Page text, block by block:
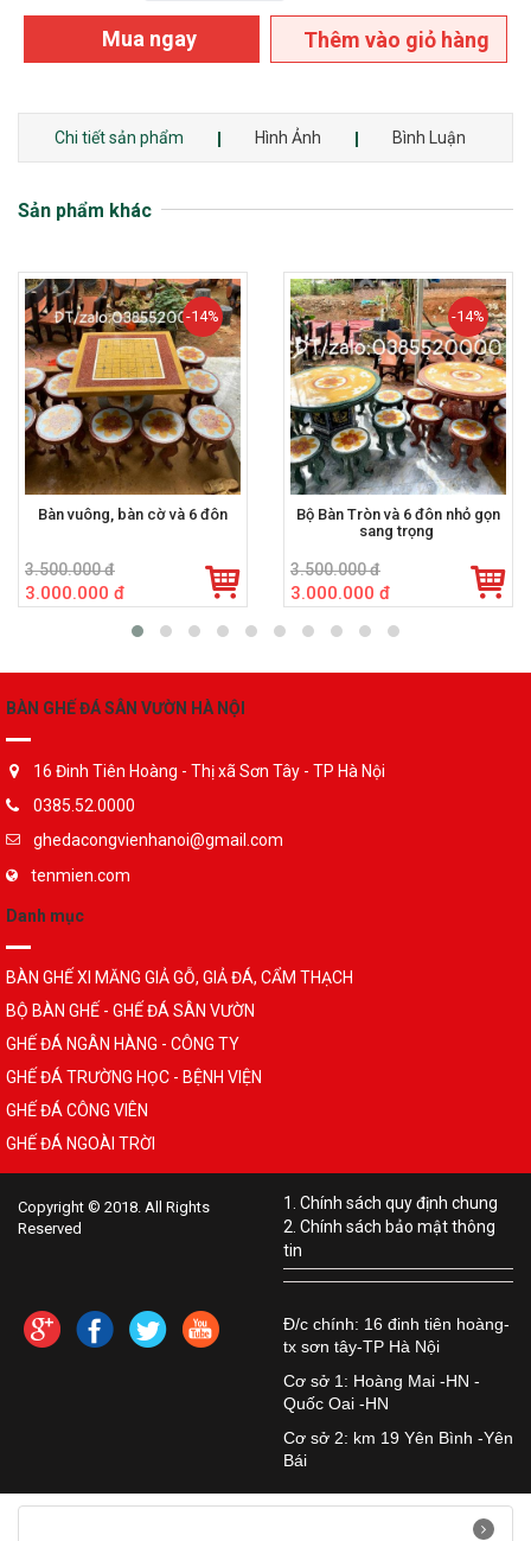
Mua ngay Thêm vào giỏ hàng
Chi tiết sản phẩm Hình Ảnh Bình Luận
Sản phẩm khác
-14%
Bàn vuông, bàn cờ và 6 đôn
3.500.000 đ
3.000.000 đ
-14%
Bộ Bàn Tròn và 6 đôn nhỏ gọn
sang trọng
3.500.000 đ
3.000.000 đ
BÀN GHẾ ĐÁ SÂN VƯỜN HÀ NỘI
16 Đinh Tiên Hoàng - Thị xã Sơn Tây - TP Hà Nội
0385.52.0000
ghedacongvienhanoi@gmail.com
tenmien.com
Danh mục
BÀN GHẾ XI MĂNG GIẢ GỖ, GIẢ ĐÁ, CẨM THẠCH
BỘ BÀN GHẾ - GHẾ ĐÁ SÂN VƯỜN
GHẾ ĐÁ NGÂN HÀNG - CÔNG TY
GHẾ ĐÁ TRƯỜNG HỌC - BỆNH VIỆN
GHẾ ĐÁ CÔNG VIÊN
GHẾ ĐÁ NGOÀI TRỜI
Copyright © 2018. All Rights
Reserved
1. Chính sách quy định chung
2. Chính sách bảo mật thông
tin
Đ/c chính: 16 đinh tiên hoàng-
tx sơn tây-TP Hà Nội
Cơ sở 1: Hoàng Mai -HN -
Quốc Oai -HN
Cơ sở 2: km 19 Yên Bình -Yên
Bái